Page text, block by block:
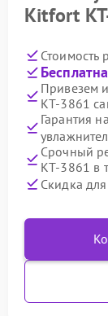
Kitfort
Стоимость
Привезем
КТ-3861
Гарантия
Срочный
КТ-3861 в
Скидка